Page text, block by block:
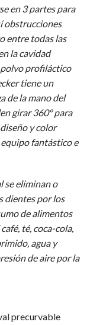
en 3 partes para
obstrucciones
entre todas las
la cavidad
profiláctico
tiene un
de la mano del
girar 360º para
y color
fantástico e
se eliminan o
dientes por los
de alimentos
té, coca-cola,
agua y
de aire por la
precurvable